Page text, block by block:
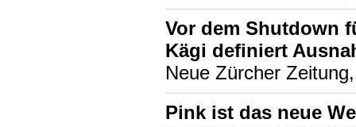
Vor dem Shutdown
Kägi definiert
Neue Zürcher
Pink ist das neue